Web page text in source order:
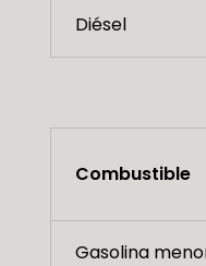
Diésel
Combustible
Gasolina